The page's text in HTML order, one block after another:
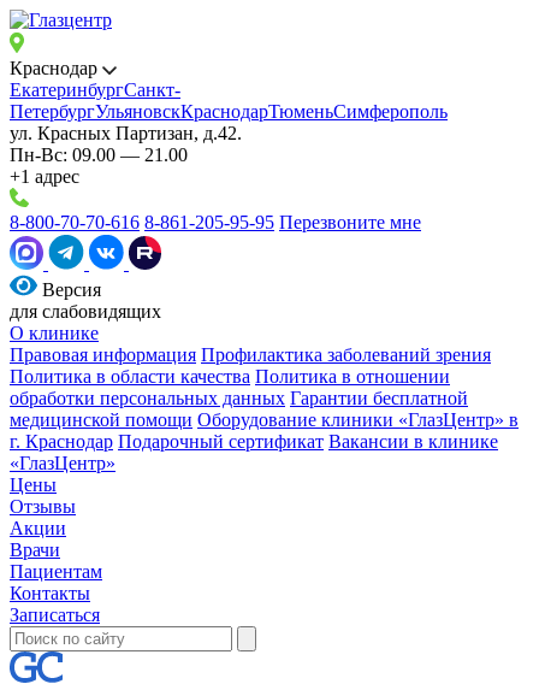
Краснодар
ЕкатеринбургСанкт-
ПетербургУльяновскКраснодарТюменьСимферополь
ул. Красных Партизан, д.42.
Пн-Вс: 09.00 — 21.00
+1 адрес
8-800-70-70-616 8-861-205-95-95 Перезвоните мне
Версия
для слабовидящих
О клинике
Правовая информация Профилактика заболеваний зрения
Политика в области качества Политика в отношении
обработки персональных данных Гарантии бесплатной
медицинской помощи Оборудование клиники «ГлазЦентр» в
г. Краснодар Подарочный сертификат Вакансии в клинике
«ГлазЦентр»
Цены
Отзывы
Акции
Врачи
Пациентам
Контакты
Записаться